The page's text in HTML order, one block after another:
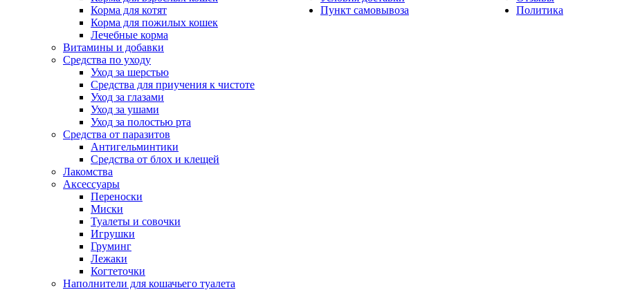
Корма для котят
Корма для пожилых кошек
Лечебные корма
Витамины и добавки
Средства по уходу
Уход за шерстью
Средства для приучения к чистоте
Уход за глазами
Уход за ушами
Уход за полостью рта
Средства от паразитов
Антигельминтики
Средства от блох и клещей
Лакомства
Аксессуары
Переноски
Миски
Туалеты и совочки
Игрушки
Груминг
Лежаки
Когтеточки
Наполнители для кошачьего туалета
Пункт самовывоза
Политика